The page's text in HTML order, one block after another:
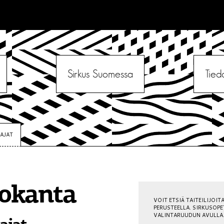
Sirkus Suomessa
VOIT ETSIÄ
PERUSTEELLA.
VALINTARUUDUN AVULLA.